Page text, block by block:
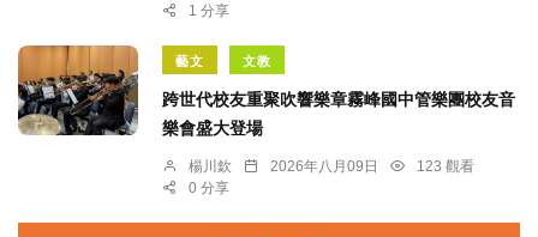
1 分享
藝文 文教
跨世代校友重聚吹響樂章霧峰國中管樂團校友音
樂會盛大登場
楊川欽 2026年八月09日
123 觀看
0 分享